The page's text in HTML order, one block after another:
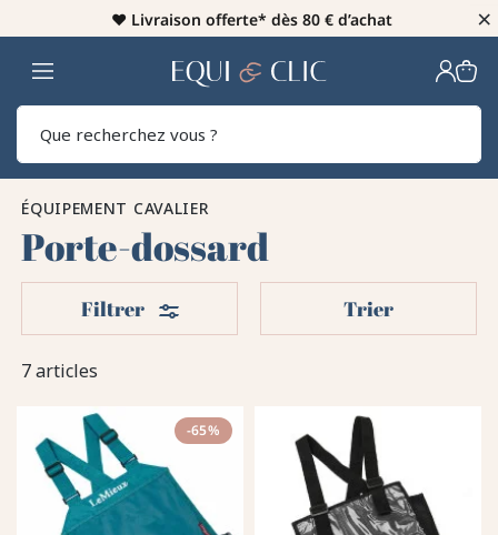
♥️ Livraison offerte* dès 80 € d’achat ×
Home
ÉQUIPEMENT CAVALIER
Porte-dossard
7 articles
Filtrer Filters Trier
-65%